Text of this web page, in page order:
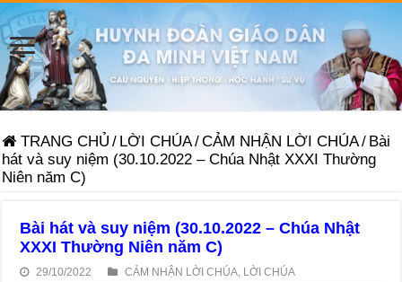
TRANG CHỦ / LỜI CHÚA/CẢM NHẬN LỜI CHÚA/ Bài
hát và suy niệm (30.10.2022 – Chúa Nhật XXXI Thường
Niên năm C)
Bài hát và suy niệm (30.10.2022 – Chúa Nhật
XXXI Thường Niên năm C)
29/10/2022 CẢM NHẬN LỜI CHÚA LỜI CHÚA